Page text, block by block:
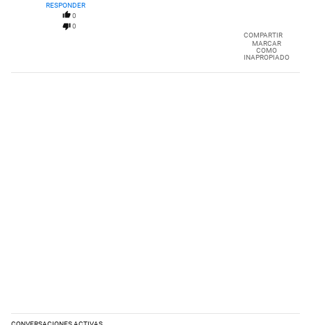
RESPONDER
0
0
COMPARTIR
MARCAR
COMO
INAPROPIADO